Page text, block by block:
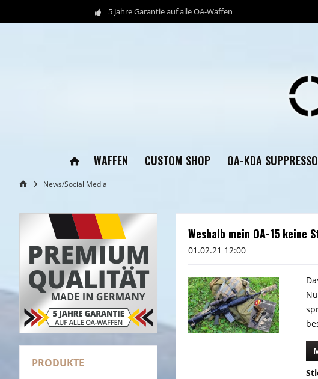
5 Jahre Garantie auf alle OA-Waffen
WAFFEN CUSTOM SHOP OA-KDA
News/Social Media
PRODUKTE
Weshalb mein OA-15 keine
01.02.21 12:00